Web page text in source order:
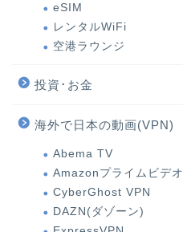
eSIM
レンタルWiFi
空港ラウンジ
投資･お金
海外で日本の動画(VPN)
Abema TV
Amazonプライムビデオ
CyberGhost VPN
DAZN(ダゾーン)